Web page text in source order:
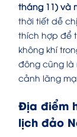
tháng 11) và
thời tiết dễ
thích hợp để
không khí
đông cũng là
cảnh lãng
Địa điểm
lịch đảo